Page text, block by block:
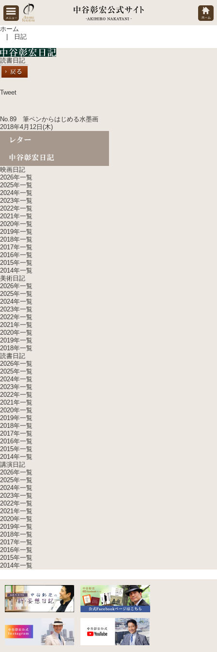
ホーム
| 日記
読書日記
Tweet
No.89 筆ペンからはじめる水墨画
2018年4月12日(木)
映画日記
2026年一覧
2025年一覧
2024年一覧
2023年一覧
2022年一覧
2021年一覧
2020年一覧
2019年一覧
2018年一覧
2017年一覧
2016年一覧
2015年一覧
2014年一覧
美術日記
2026年一覧
2025年一覧
2024年一覧
2023年一覧
2022年一覧
2021年一覧
2020年一覧
2019年一覧
2018年一覧
読書日記
2026年一覧
2025年一覧
2024年一覧
2023年一覧
2022年一覧
2021年一覧
2020年一覧
2019年一覧
2018年一覧
2017年一覧
2016年一覧
2015年一覧
2014年一覧
講演日記
2026年一覧
2025年一覧
2024年一覧
2023年一覧
2022年一覧
2021年一覧
2020年一覧
2019年一覧
2018年一覧
2017年一覧
2016年一覧
2015年一覧
2014年一覧